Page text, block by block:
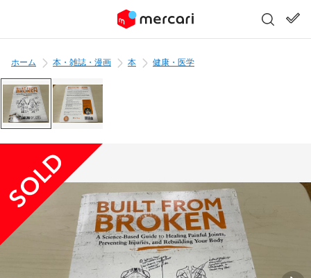
ホーム 本・雑誌・漫画 本 健康・医学